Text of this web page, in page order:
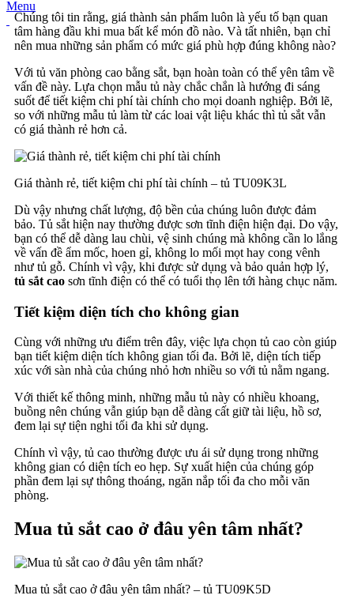
Menu
Chúng tôi tin rằng, giá thành sản phẩm luôn là yếu tố bạn quan
tâm hàng đầu khi mua bất kể món đồ nào. Và tất nhiên, bạn chỉ
nên mua những sản phẩm có mức giá phù hợp đúng không nào?
Với tủ văn phòng cao bằng sắt, bạn hoàn toàn có thể yên tâm về
vấn đề này. Lựa chọn mẫu tủ này chắc chắn là hướng đi sáng
suốt để tiết kiệm chi phí tài chính cho mọi doanh nghiệp. Bởi lẽ,
so với những mẫu tủ làm từ các loai vật liệu khác thì tủ sắt vẫn
có giá thành rẻ hơn cả.
Giá thành rẻ, tiết kiệm chi phí tài chính – tủ TU09K3L
Dù vậy nhưng chất lượng, độ bền của chúng luôn được đảm
bảo. Tủ sắt hiện nay thường được sơn tĩnh điện hiện đại. Do vậy,
bạn có thể dễ dàng lau chùi, vệ sinh chúng mà không cần lo lắng
về vấn đề ẩm mốc, hoen gỉ, không lo mối mọt hay cong vênh
như tủ gỗ. Chính vì vậy, khi được sử dụng và bảo quản hợp lý,
tủ sắt cao sơn tĩnh điện có thể có tuổi thọ lên tới hàng chục năm.
Tiết kiệm diện tích cho không gian
Cùng với những ưu điểm trên đây, việc lựa chọn tủ cao còn giúp
bạn tiết kiệm diện tích không gian tối đa. Bởi lẽ, diện tích tiếp
xúc với sàn nhà của chúng nhỏ hơn nhiều so với tủ nằm ngang.
Với thiết kế thông minh, những mẫu tủ này có nhiều khoang,
buồng nên chúng vẫn giúp bạn dễ dàng cất giữ tài liệu, hồ sơ,
đem lại sự tiện nghi tối đa khi sử dụng.
Chính vì vậy, tủ cao thường được ưu ái sử dụng trong những
không gian có diện tích eo hẹp. Sự xuất hiện của chúng góp
phần đem lại sự thông thoáng, ngăn nắp tối đa cho mỗi văn
phòng.
Mua tủ sắt cao ở đâu yên tâm nhất?
Mua tủ sắt cao ở đâu yên tâm nhất? – tủ TU09K5D